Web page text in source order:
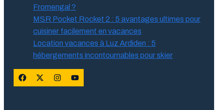
Fromengal ?
MSR Pocket Rocket 2 : 5 avantages ultimes pour
cuisiner facilement en vacances
Location vacances à Luz Ardiden : 5
hébergements incontournables pour skier